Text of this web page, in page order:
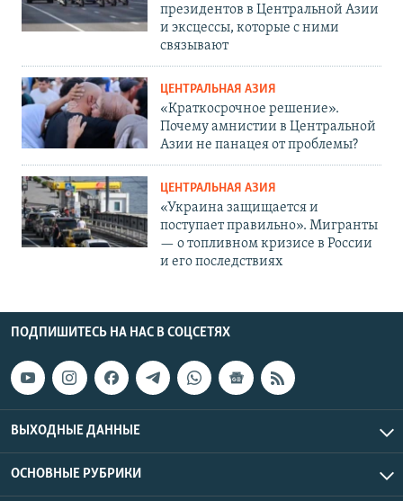
президентов в Центральной Азии
и эксцессы, которые с ними
связывают
ЦЕНТРАЛЬНАЯ АЗИЯ
«Краткосрочное решение».
Почему амнистии в Центральной
Азии не панацея от проблемы?
ЦЕНТРАЛЬНАЯ АЗИЯ
«Украина защищается и
поступает правильно». Мигранты
— о топливном кризисе в России
и его последствиях
ПОДПИШИТЕСЬ НА НАС В СОЦСЕТЯХ
ВЫХОДНЫЕ ДАННЫЕ
ОСНОВНЫЕ РУБРИКИ